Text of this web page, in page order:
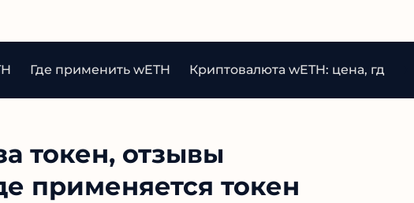
Где применить wETH Криптовалюта wETH: цена, где
токен, отзывы
применяется токен